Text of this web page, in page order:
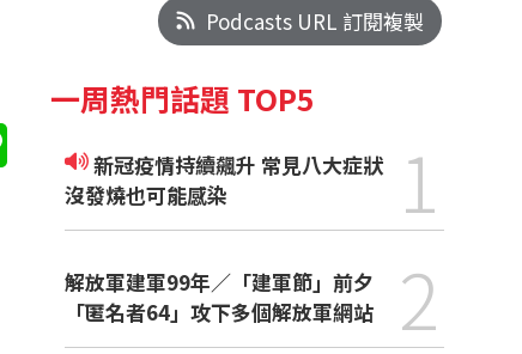
Podcasts URL 訂閱複製
一周熱門話題 TOP5
新冠疫情持續飆升 常見八大症狀
沒發燒也可能感染
1
解放軍建軍99年／「建軍節」前夕
「匿名者64」攻下多個解放軍網站
2